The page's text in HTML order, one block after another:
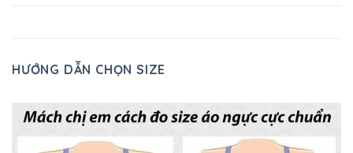
HƯỚNG DẪN CHỌN SIZE